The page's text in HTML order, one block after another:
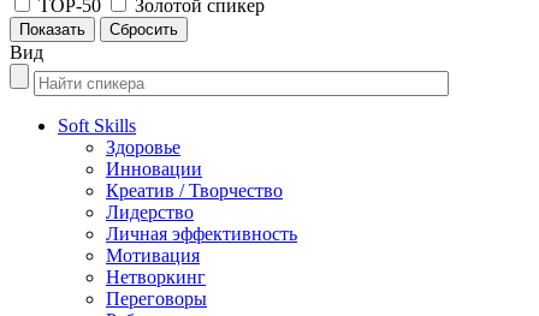
TOP-50 Золотой спикер
Вид
Soft Skills
Здоровье
Инновации
Креатив / Творчество
Лидерство
Личная эффективность
Мотивация
Нетворкинг
Переговоры